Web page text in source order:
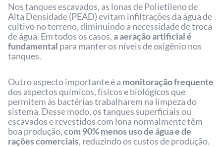
Nos tanques escavados, as lonas de Polietileno de
Alta Densidade (PEAD) evitam infiltrações da água de
cultivo no terreno, diminuindo a necessidade de troca
de água. Em todos os casos,a aeração artificial é
fundamental para manter os níveis de oxigênio nos
tanques.
Outro aspecto importante é a monitoração frequente
dos aspectos químicos, físicos e biológicos que
permitem às bactérias trabalharem na limpeza do
sistema. Desse modo, os tanques superficiais ou
escavados e revestidos com lona normalmente têm
boa produção,com 90% menos uso de água e de
rações comerciais, reduzindo os custos de produção.